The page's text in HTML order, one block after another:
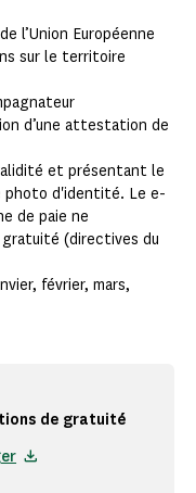
l’Union Européenne
sur le territoire
d’une attestation de
et présentant le
d'identité. Le e-
de paie ne
(directives du
février, mars,
de gratuité